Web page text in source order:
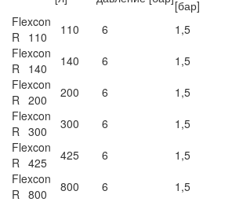
[бар]
Flexcon
R 110
110 6 1,5
Flexcon
R 140
140 6 1,5
Flexcon
R 200
200 6 1,5
Flexcon
R 300
300 6 1,5
Flexcon
R 425
425 6 1,5
Flexcon
R 800
800 6 1,5